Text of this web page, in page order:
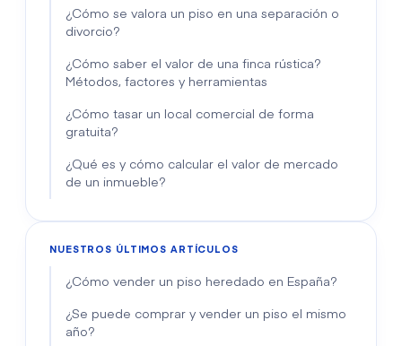
¿Cómo se valora un piso en una separación o
divorcio?
¿Cómo saber el valor de una finca rústica?
Métodos, factores y herramientas
¿Cómo tasar un local comercial de forma
gratuita?
¿Qué es y cómo calcular el valor de mercado
de un inmueble?
NUESTROS ÚLTIMOS ARTÍCULOS
¿Cómo vender un piso heredado en España?
¿Se puede comprar y vender un piso el mismo
año?